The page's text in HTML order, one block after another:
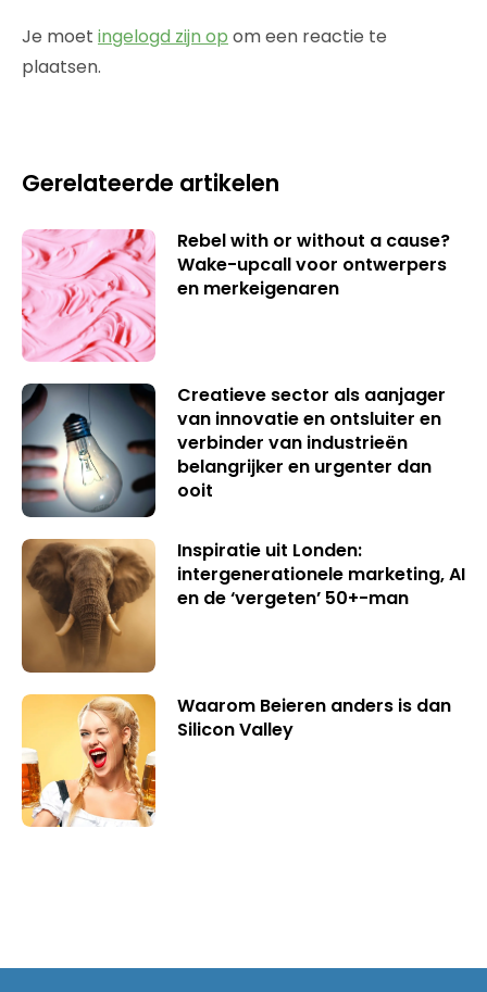
Je moet ingelogd zijn op om een reactie te
plaatsen.
Gerelateerde artikelen
Rebel with or without a cause?
Wake-upcall voor ontwerpers
en merkeigenaren
Creatieve sector als aanjager
van innovatie en ontsluiter en
verbinder van industrieën
belangrijker en urgenter dan
ooit
Inspiratie uit Londen:
intergenerationele marketing, AI
en de ‘vergeten’ 50+-man
Waarom Beieren anders is dan
Silicon Valley